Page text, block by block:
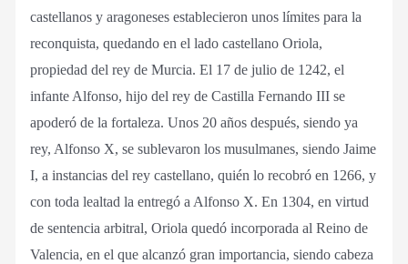
castellanos y aragoneses establecieron unos límites para la
reconquista, quedando en el lado castellano Oriola,
propiedad del rey de Murcia. El 17 de julio de 1242, el
infante Alfonso, hijo del rey de Castilla Fernando III se
apoderó de la fortaleza. Unos 20 años después, siendo ya
rey, Alfonso X, se sublevaron los musulmanes, siendo Jaime
I, a instancias del rey castellano, quién lo recobró en 1266, y
con toda lealtad la entregó a Alfonso X. En 1304, en virtud
de sentencia arbitral, Oriola quedó incorporada al Reino de
Valencia, en el que alcanzó gran importancia, siendo cabeza